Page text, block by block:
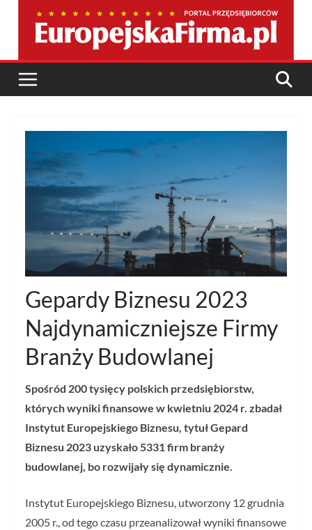
Gepardy Biznesu 2023
Najdynamiczniejsze Firmy
Branży Budowlanej
Spośród 200 tysięcy polskich przedsiębiorstw,
których wyniki finansowe w kwietniu 2024 r. zbadał
Instytut Europejskiego Biznesu, tytuł Gepard
Biznesu 2023 uzyskało 5331 firm branży
budowlanej, bo rozwijały się dynamicznie.
Instytut Europejskiego Biznesu, utworzony 12 grudnia
2005 r., od tego czasu przeanalizował wyniki finansowe